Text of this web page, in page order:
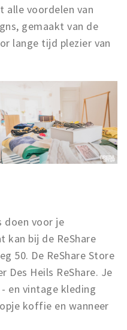
alle voordelen van
gemaakt van de
lange tijd plezier van
doen voor je
kan bij de ReShare
50. De ReShare Store
Des Heils ReShare. Je
en vintage kleding
koffie en wanneer